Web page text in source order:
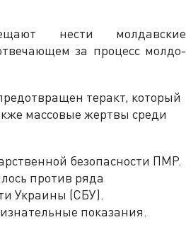
нести молдавские
за процесс молдо-
теракт, который
массовые жертвы среди
безопасности ПМР.
против ряда
Украины (СБУ).
показания.